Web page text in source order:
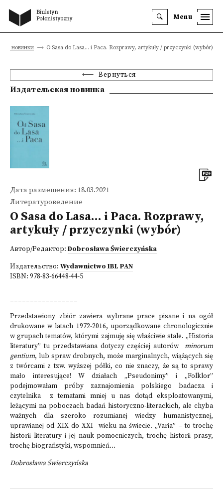
Menu
новинки O Sasa do Lasa... i Paca. Rozprawy, artykuły / przyczynki (wybór)
Вернуться
Издательская новинка
Дата размещения: 18.03.2021
Литературоведение
O Sasa do Lasa... i Paca. Rozprawy,
artykuły / przyczynki (wybór)
Автор/Редактор: Dobrosława Świerczyńska
Издательство: Wydawnictwo IBL PAN
ISBN: 978-83-66448-44-5
_________________
Przedstawiony zbiór zawiera wybrane prace pisane i na ogół
drukowane w latach 1972-2016, uporządkowane chronologicznie
w grupach tematów, którymi zajmuję się właściwie stale. „Historia
literatury” tu przedstawiana dotyczy częściej autorów minorum
gentium, lub spraw drobnych, może marginalnych, wiążących się
z twórcami z tzw. wyższej półki, co nie znaczy, że są to sprawy
mało interesujące! W działach „Pseudonimy” i „Folklor”
podejmowałam próby zaznajomienia polskiego badacza i
czytelnika z tematami mniej u nas dotąd eksploatowanymi,
leżącymi na poboczach badań historyczno-literackich, ale chyba
ważnych dla szeroko rozumianej wiedzy humanistycznej,
uprawianej od XIX do XXI wieku na świecie. „Varia” – to trochę
historii literatury i jej nauk pomocniczych, trochę historii prasy,
trochę biografistyki, wspomnień…
Dobrosława Świerczyńska